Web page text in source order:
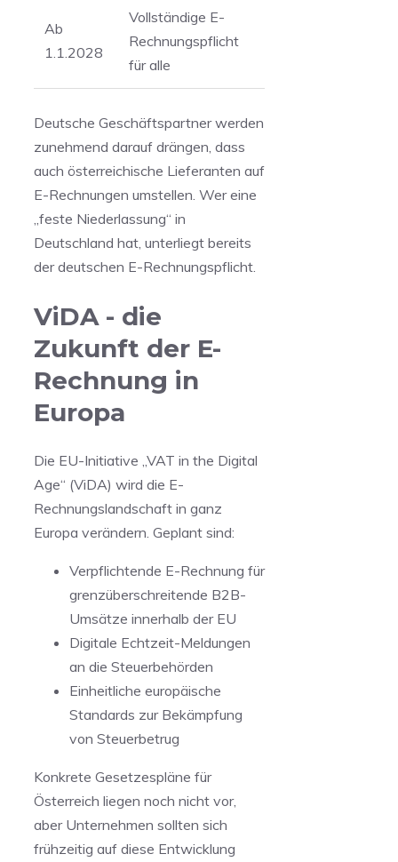
Ab
1.1.2028
Vollständige E-
Rechnungspflicht
für alle
Deutsche Geschäftspartner werden
zunehmend darauf drängen, dass
auch österreichische Lieferanten auf
E-Rechnungen umstellen. Wer eine
„feste Niederlassung“ in
Deutschland hat, unterliegt bereits
der deutschen E-Rechnungspflicht.
ViDA - die
Zukunft der E-
Rechnung in
Europa
Die EU-Initiative „VAT in the Digital
Age“ (ViDA) wird die E-
Rechnungslandschaft in ganz
Europa verändern. Geplant sind:
Verpflichtende E-Rechnung für
grenzüberschreitende B2B-
Umsätze innerhalb der EU
Digitale Echtzeit-Meldungen
an die Steuerbehörden
Einheitliche europäische
Standards zur Bekämpfung
von Steuerbetrug
Konkrete Gesetzespläne für
Österreich liegen noch nicht vor,
aber Unternehmen sollten sich
frühzeitig auf diese Entwicklung